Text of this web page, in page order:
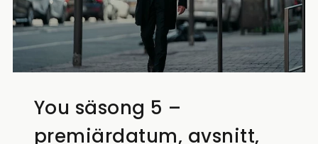
You säsong 5 –
premiärdatum, avsnitt,